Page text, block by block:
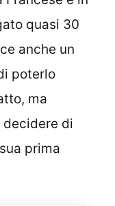
quasi 30
anche un
poterlo
ma
decidere di
prima